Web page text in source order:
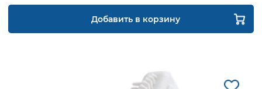
Добавить в корзину